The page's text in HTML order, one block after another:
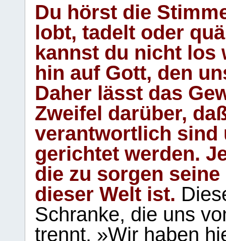
Du hörst die
lobt, tadelt oder
kannst du nicht los
hin auf Gott, den
Daher lässt das
Zweifel darüber,
verantwortlich sind
gerichtet werden.
die zu sorgen
dieser Welt ist.
Schranke, die uns
trennt. »Wir haben